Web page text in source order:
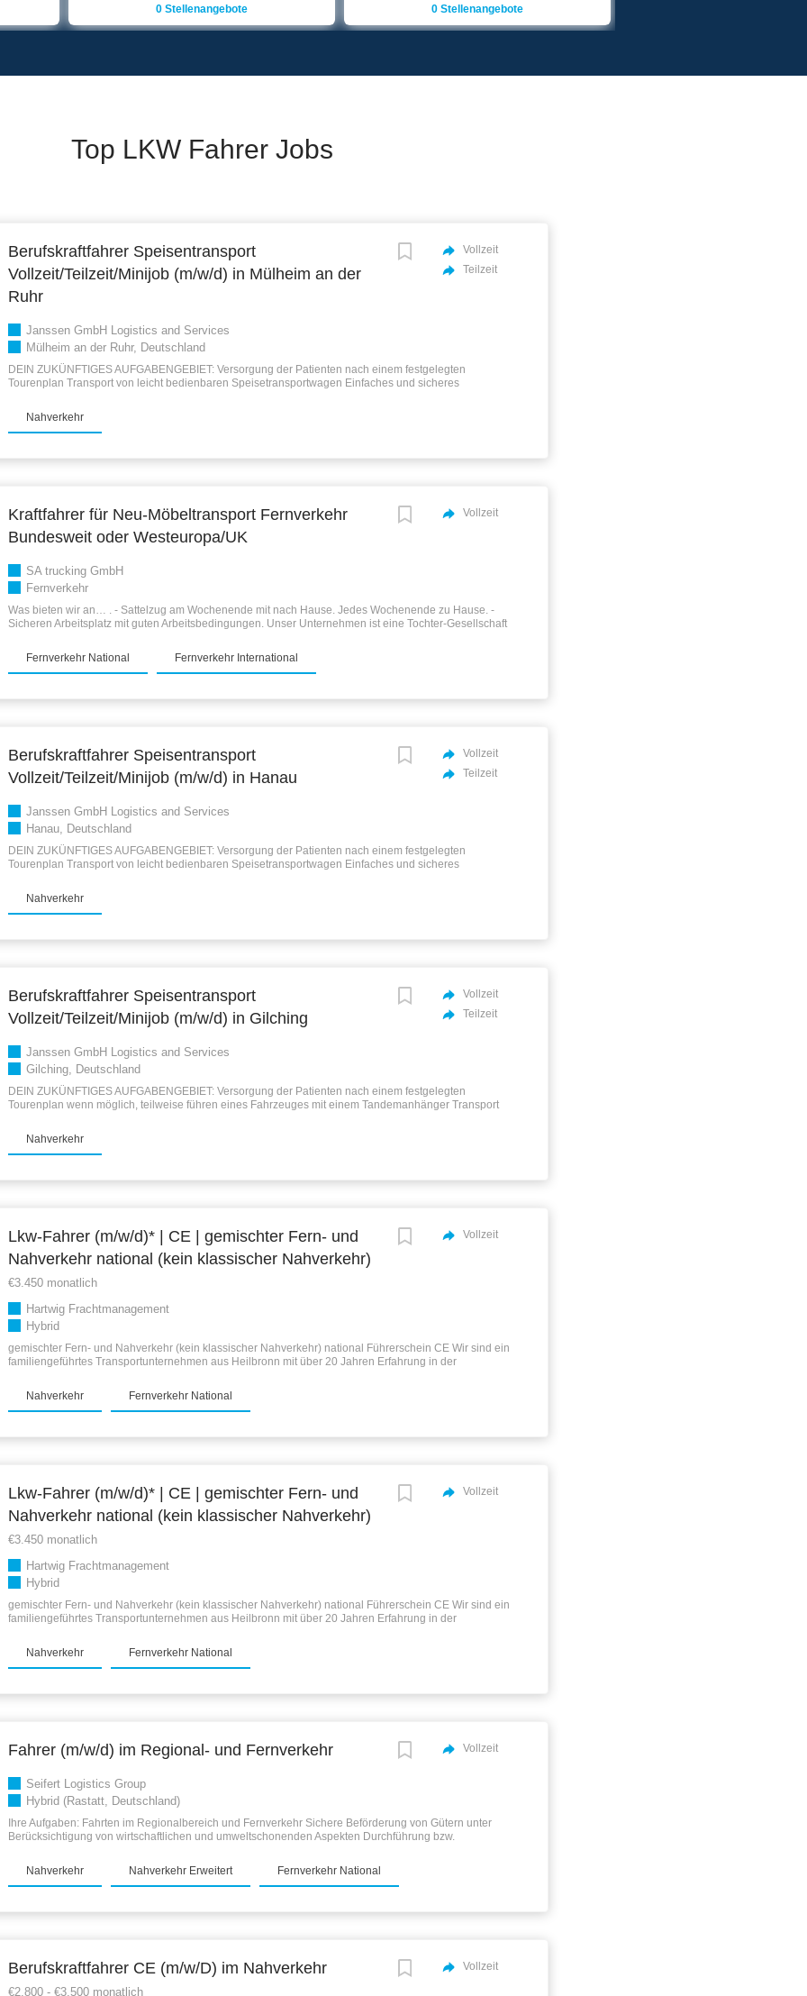
0 Stellenangebote 0 Stellenangebote
Top LKW Fahrer Jobs
Vollzeit
Teilzeit
Berufskraftfahrer Speisentransport
Vollzeit/Teilzeit/Minijob (m/w/d) in Mülheim an der
Ruhr
Janssen GmbH Logistics and Services
Mülheim an der Ruhr, Deutschland
DEIN ZUKÜNFTIGES AUFGABENGEBIET: Versorgung der Patienten nach einem festgelegten
Tourenplan Transport von leicht bedienbaren Speisetransportwagen Einfaches und sicheres
Krankenhäusern, Seniorenheimen oder öffentliche Einrichtungen Be- und Entladung an der
Zentralküche über eine Rampe Be- und Entladung bei unseren Kunden überwiegend über die
Hebebühne Kurze interne Materialverbringung bis auf die Station DEINE ARBEITSZEITEN: Vollzeit: 5-
Nahverkehr
Vollzeit
Kraftfahrer für Neu-Möbeltransport Fernverkehr
Bundesweit oder Westeuropa/UK
SA trucking GmbH
Fernverkehr
Was bieten wir an… . - Sattelzug am Wochenende mit nach Hause. Jedes Wochenende zu Hause. -
Sicheren Arbeitsplatz mit guten Arbeitsbedingungen. Unser Unternehmen ist eine Tochter-Gesellschaft
zurück. - Respektable und freundliche Kommunikation. -Fuhrpark: Alle LKW´s wurde in Mai 2023
erneuert mit DAF XG mit Automatik, Standklima, Kühlschrank, Umwandler und vieles mehr.
- Pünktliche Monatliche Bezahlung. Was suchen wir… - Erfahrene
Fernverkehr National Fernverkehr International
Vollzeit
Teilzeit
Berufskraftfahrer Speisentransport
Vollzeit/Teilzeit/Minijob (m/w/d) in Hanau
Janssen GmbH Logistics and Services
Hanau, Deutschland
DEIN ZUKÜNFTIGES AUFGABENGEBIET: Versorgung der Patienten nach einem festgelegten
Tourenplan Transport von leicht bedienbaren Speisetransportwagen Einfaches und sicheres
Krankenhäusern oder öffentlichen Einrichtungen Be- und Entladung an der Zentralküche über eine
Rampe Be- und Entladung bei unseren Kunden über die Hebebühne DEINE ARBEITSZEITEN: Vollzeit:
5-Tage-Woche oder 4-Tage-Woche zwischen Montag und Sonntag, je nach Wunsch Teilzeit / aktiv
Nahverkehr
Vollzeit
Teilzeit
Berufskraftfahrer Speisentransport
Vollzeit/Teilzeit/Minijob (m/w/d) in Gilching
Janssen GmbH Logistics and Services
Gilching, Deutschland
DEIN ZUKÜNFTIGES AUFGABENGEBIET: Versorgung der Patienten nach einem festgelegten
Tourenplan wenn möglich, teilweise führen eines Fahrzeuges mit einem Tandemanhänger Transport
Anlieferung sowie Be- und Entladetätigkeiten auf dem Gelände von Krankenhäusern Be- und
Entladung an der Zentralküche über eine Rampe Be- und Entladung bei unseren Kunden über eine
Rampe oder die Hebebühne DEINE ARBEITSZEITEN: Vollzeit: 5-Tage-Woche oder 4-Tage-Woche
Nahverkehr
Vollzeit
Lkw-Fahrer (m/w/d)* | CE | gemischter Fern- und
Nahverkehr national (kein klassischer Nahverkehr)
€3.450 monatlich
Hartwig Frachtmanagement
Hybrid
gemischter Fern- und Nahverkehr (kein klassischer Nahverkehr) national Führerschein CE Wir sind ein
familiengeführtes Transportunternehmen aus Heilbronn mit über 20 Jahren Erfahrung in der
Wir beliefern KEINE Autohäuser und transportieren keine fertigen Kfz (!), sondern transportieren das
Leergut und Vollgut für die Kfz-Hersteller. Möchten Sie unser Team verstärken und Ihr Know-how
einbringen? Wir haben freie Stellen für LKW-Fahrer im nationalen (innerdeutschen) gemischten Fern-
Nahverkehr Fernverkehr National
Vollzeit
Lkw-Fahrer (m/w/d)* | CE | gemischter Fern- und
Nahverkehr national (kein klassischer Nahverkehr)
€3.450 monatlich
Hartwig Frachtmanagement
Hybrid
gemischter Fern- und Nahverkehr (kein klassischer Nahverkehr) national Führerschein CE Wir sind ein
familiengeführtes Transportunternehmen aus Heilbronn mit über 20 Jahren Erfahrung in der
Wir beliefern KEINE Autohäuser und transportieren keine fertigen Kfz (!), sondern transportieren das
Leergut und Vollgut für die Kfz-Hersteller. Möchten Sie unser Team verstärken und Ihr Know-how
einbringen? Wir haben freie Stellen für LKW-Fahrer im nationalen (innerdeutschen) gemischten Fern-
Nahverkehr Fernverkehr National
Vollzeit
Fahrer (m/w/d) im Regional- und Fernverkehr
Seifert Logistics Group
Hybrid (Rastatt, Deutschland)
Ihre Aufgaben: Fahrten im Regionalbereich und Fernverkehr Sichere Beförderung von Gütern unter
Berücksichtigung von wirtschaftlichen und umweltschonenden Aspekten Durchführung bzw.
Führerschein CE mit Eintrag 95 ADR Schein wünschenswert Beherrschung der
Ladungssicherungskriterien Sorgfältige Arbeitsweise, Zuverlässigkeit und Teamfähigkeit, Flexibilität
Kenntnisse von Rechtsvorschriften im Straßenverkehr Ihre Chance: Eigenes Fahrzeug für den
Nahverkehr Nahverkehr Erweitert Fernverkehr National
Vollzeit
Berufskraftfahrer CE (m/w/D) im Nahverkehr
€2.800 - €3.500 monatlich